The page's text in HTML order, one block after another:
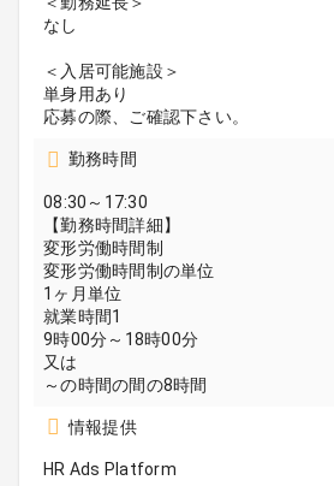
なし
＜入居可能施設＞
単身用あり
応募の際、ご確認下さい。
勤務時間
08:30～17:30
【勤務時間詳細】
変形労働時間制
変形労働時間制の単位
1ヶ月単位
就業時間1
9時00分～18時00分
又は
～の時間の間の8時間
情報提供
HR Ads Platform